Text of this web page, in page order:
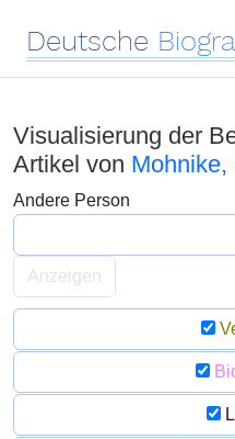
Deutsche
Visualisierung der
Artikel von Mohnike,
Andere Person
Anzeigen